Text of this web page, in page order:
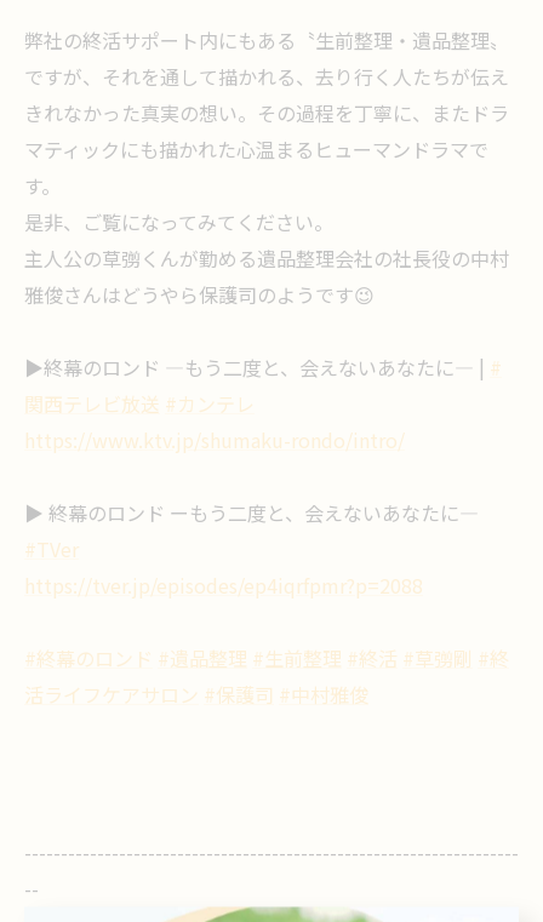
弊社の終活サポート内にもある〝生前整理・遺品整理〟
ですが、それを通して描かれる、去り行く人たちが伝え
きれなかった真実の想い。その過程を丁寧に、またドラ
マティックにも描かれた心温まるヒューマンドラマで
す。
是非、ご覧になってみてください。
主人公の草彅くんが勤める遺品整理会社の社長役の中村
雅俊さんはどうやら保護司のようです😉
▶️終幕のロンド —もう二度と、会えないあなたに— | #
関西テレビ放送 #カンテレ
https://www.ktv.jp/shumaku-rondo/intro/
▶️ 終幕のロンド ーもう二度と、会えないあなたに―
#TVer
https://tver.jp/episodes/ep4iqrfpmr?p=2088
#終幕のロンド #遺品整理 #生前整理 #終活 #草彅剛 #終
活ライフケアサロン #保護司 #中村雅俊
--------------------------------------------------------------------
--